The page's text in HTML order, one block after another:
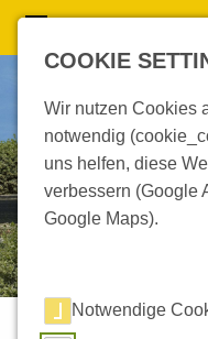
COOKIE
Wir nutzen Cookies
notwendig
uns helfen, diese
verbessern (Google
Google Maps).
Notwendige